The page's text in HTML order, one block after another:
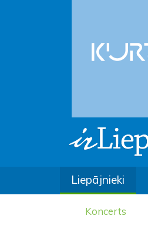
Liepājnieki
Koncerts